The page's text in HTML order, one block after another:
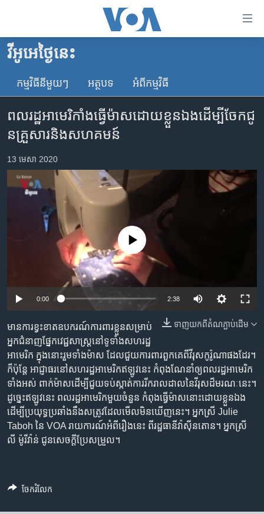
គេហទំព័រ​
ទាក់ទង
និង​
ចូល​
ទំព័រ​
រំលង​
ចូល​
ទៅ​
កាន់​
ទំព័រ​
ស្វែង​
រក
កម្ពុជា
អន្តរជាតិ
ហេឡូវីអូអេ
កម្ពុជាច្នៃប្រតិដ្ឋ
ព្រឹត្តិការណ៍ព័ត៌មាន
ទូរទស្សន៍ / វីដេអូ​
វិទ្យុ / ផតខាសថ៍
កម្មវិធីទាំងអស់
Khmer English
ភាសា
វីអូអេថ្ងៃនេះ
កម្មវិធី​នីមួយៗ អត្ថបទ​ អំពី​កម្មវិធី​
ពលរដ្ឋ​អាមេរិកាំង​​ធ្វើ​ម៉ាស​ដោយ​ខ្លួន​ឯង​ដើម្បី​ចែកជូ​
ន​​គ្រួសារ​និង​សហគមន៍
13 មេសា 2020
No media source currently available
0:00 2:38
ទាញ​យក​ពី​តំណភ្ជាប់​ដើម
មាន​ការខ្វះខាត​ឧបករណ៍​ការពារ​ខ្លួន​សម្រាប់​
អ្នកជំនាញ​ផ្នែក​វេជ្ជសាស្រ្ត​នៅ​ទូទាំង​សហរដ្ឋ​
អាមេរិក ក្នុង​នោះ​រួមទាំង​ម៉ាស ដែល​ជួយ​ការពារ​ពួកគេ​ពី​វីរុស​កូរ៉ូណា​ផងដែរ។
ក៏ប៉ុន្តែ អាជ្ញាធរ​នៅ​សហរដ្ឋ​អាមេរិក​ឥឡូវ​នេះ កំពុង​ណែនាំ​ឲ្យ​ពលរដ្ឋ​អាមេរិក​
ទាំងអស់ ពាក់​ម៉ាស​ដើម្បី​ជួយ​ទប់ស្កាត់​ការរីករាលដាល​នៃ​វីរុស​ដ៏​មរណៈ​នេះ។
ដូច្នេះ​ឥឡូវ​នេះ ពលរដ្ឋ​អាមេរិក​​មួយ​ចំនួន កំពុង​ធ្វើ​ម៉ាស​នោះ​ដោយ​ខ្លួន​ឯង
ដើម្បី​ប្រយុទ្ធ​ប្រឆាំង​នឹង​សត្រូវ​ដែល​​មើល​មិនឃើញ​នេះ។ អ្នកស្រី Julie
Taboh នៃ VOA រាយការណ៍​អំពី​រឿង​នេះ ពី​រដ្ឋធានី​វ៉ាស៊ីនតោន។ អ្នកស្រី
លី ម៉ូរីវ៉ាន់ ជូនសេចក្តី​ប្រែសម្រួល។
ចែករំលែក